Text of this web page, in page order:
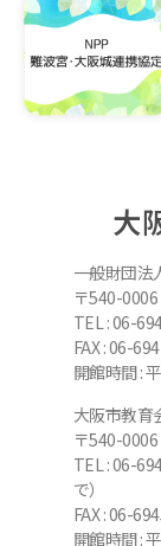
大
一般財団法
〒540-
TEL : 06-
FAX : 06-
開館時間 :
大阪市教育
〒540-
TEL : 06-
で）
FAX : 06-
開館時間 :